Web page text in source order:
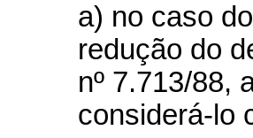
a) no caso
redução do
nº 7.713/88,
considerá-lo